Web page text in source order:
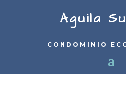
Aguila
CONDOMINIO